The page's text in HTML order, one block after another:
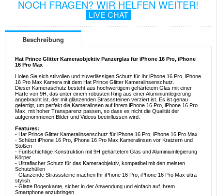
NOCH FRAGEN? WIR HELFEN WEITER!
LIVE CHAT
Beschreibung
Hat Prince Glitter Kameraobjektiv Panzerglas für iPhone 16 Pro, iPhone
16 Pro Max
Holen Sie sich stilvollen und zuverlässigen Schutz für Ihr iPhone 16 Pro, iPhone
16 Pro Max Kamera mit dem Hat Prince Glitter Kameralinsenschutz.
Dieser Kameraschutz besteht aus hochwertigem gehärtetem Glas mit einer
Härte von 9H, das unter einem robusten Ring aus einer Aluminiumlegierung
angebracht ist, der mit glänzenden Strasssteinen verziert ist. Es ist genau
gefertigt, um perfekt die Kameralinsen auf Ihrem iPhone 16 Pro, iPhone 16 Pro
Max, mit hoher Transparenz passen, so dass es nicht die Qualität der
aufgenommenen Bilder und Videos beeinflussen wird.
Features:
- Hat Prince Glitter Kameralinsenschutz für iPhone 16 Pro, iPhone 16 Pro Max
- Schützt iPhone 16 Pro, iPhone 16 Pro Max Kameralinsen vor Kratzern und
Stößen
- Fünfschichtige Konstruktion mit 9H gehärtetem Glas und Aluminiumlegierung
Körper
- Ultraflacher Schutz für das Kameraobjektiv, kompatibel mit den meisten
Schutzhüllen
- Glänzende Strasssteine machen Ihr iPhone 16 Pro, iPhone 16 Pro Max ultra-
stylish
- Glatte Bogenkante, sicher in der Anwendung und einfach auf Ihrem
Smartphone anzubringen